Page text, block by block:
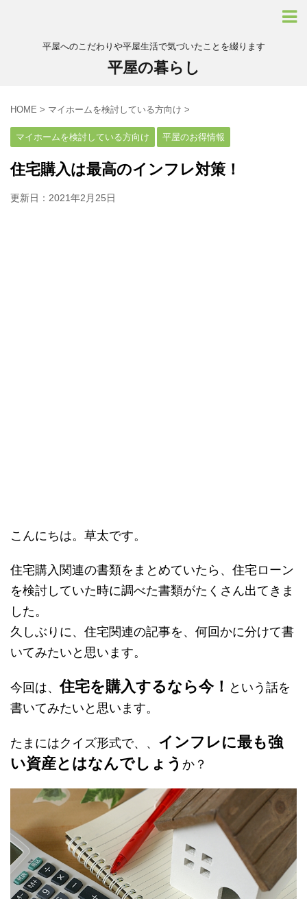
平屋へのこだわりや平屋生活で気づいたことを綴ります
平屋の暮らし
HOME > マイホームを検討している方向け >
マイホームを検討している方向け 平屋のお得情報
住宅購入は最高のインフレ対策！
更新日： 2021年2月25日
こんにちは。草太です。
住宅購入関連の書類をまとめていたら、住宅ローン
を検討していた時に調べた書類がたくさん出てきま
した。
久しぶりに、住宅関連の記事を、何回かに分けて書
いてみたいと思います。
今回は、住宅を購入するなら今！ という話を
書いてみたいと思います。
たまにはクイズ形式で、、 インフレに最も強
い資産とはなんでしょう か？